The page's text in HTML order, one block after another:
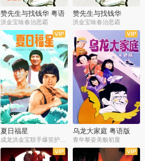
赞先生与找钱华 粤语
版
洪金宝咏春治恶霸
赞先生与找钱华
洪金宝咏春治恶霸
夏日福星
成龙洪金宝联手爆笑护美女
乌龙大家庭 粤语版
青年黎姿美貌初显